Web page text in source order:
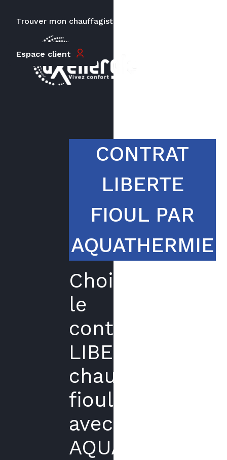
Trouver mon chauffagiste
Espace client
CONTRAT
LIBERTE
FIOUL PAR
AQUATHERMIE
Choisir
le
contrat
LIBERTE
chaudière
fioul
avec
AQUATHERMIE